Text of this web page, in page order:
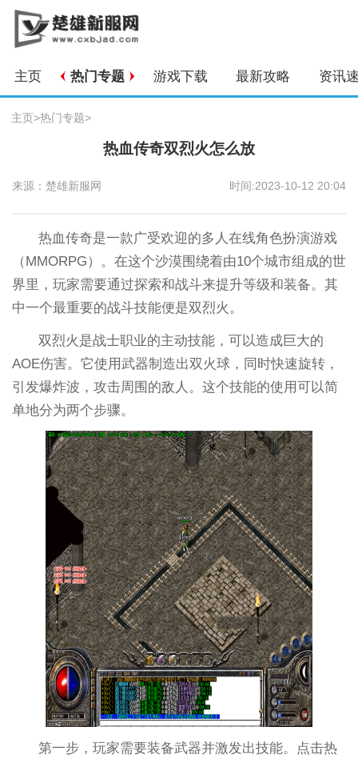
主页 热门专题 游戏下载 最新攻略 资讯
主页>热门专题>
热血传奇双烈火怎么放
来源：楚雄新服网 时间:2023-10-12 20:04
热血传奇是一款广受欢迎的多人在线角色扮演游戏
（MMORPG）。在这个沙漠围绕着由10个城市组成的世
界里，玩家需要通过探索和战斗来提升等级和装备。其
中一个最重要的战斗技能便是双烈火。
双烈火是战士职业的主动技能，可以造成巨大的
AOE伤害。它使用武器制造出双火球，同时快速旋转，
引发爆炸波，攻击周围的敌人。这个技能的使用可以简
单地分为两个步骤。
第一步，玩家需要装备武器并激发出技能。点击热